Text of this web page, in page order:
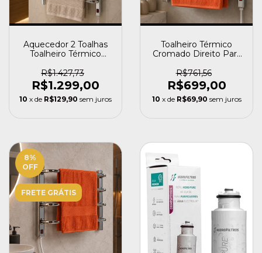
Aquecedor 2 Toalhas
Toalheiro Térmico
Flape
R$1.427,73
R$1.299,00
10 x de R$129,90 sem juros
Toalheiro Térmico
Cromado Direito Para
R$761,56
R$699,00
10 x de R$69,90 sem juros
8%
OFF
FRETE GRÁTIS